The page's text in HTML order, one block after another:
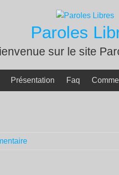
Paroles
sur le site
Présentation Faq